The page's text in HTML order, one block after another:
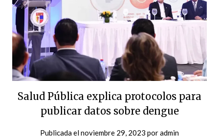
Salud Pública explica protocolos para
publicar datos sobre dengue
Publicada elnoviembre 29, 2023 poradmin